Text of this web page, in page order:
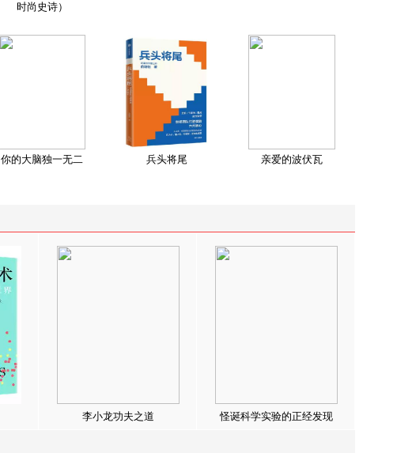
时尚史诗）
你的大脑独一无二 兵头将尾 亲爱的波伏瓦
李小龙功夫之道 怪诞科学实验的正经发现